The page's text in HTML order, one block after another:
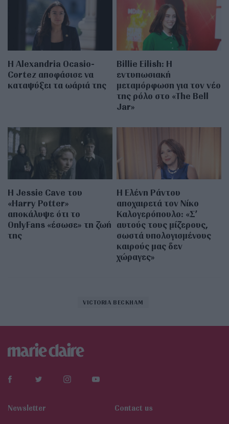
Η Alexandria Ocasio-
Cortez αποφάσισε να
καταψύξει τα ωάριά της
Billie Eilish: Η
εντυπωσιακή
μεταμόρφωση για τον νέο
της ρόλο στο «The Bell
Jar»
Η Jessie Cave του
«Harry Potter»
αποκάλυψε ότι το
OnlyFans «έσωσε» τη ζωή
της
Η Ελένη Ράντου
αποχαιρετά τον Νίκο
Καλογερόπουλο: «Σ’
αυτούς τους μίζερους,
σωστά υπολογισμένους
καιρούς μας δεν
χώραγες»
VICTORIA BECKHAM
Newsletter Contact us